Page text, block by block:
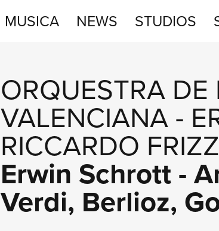
MUSICA NEWS STUDIOS
ORQUESTRA
VALENCIANA-
RICCARDO
Erwin Schrott -
Verdi, Berlioz,
SHOP